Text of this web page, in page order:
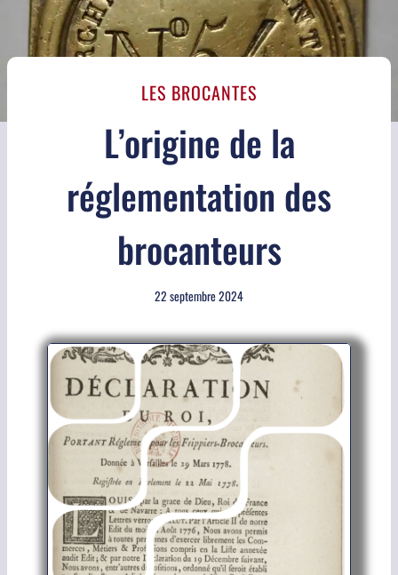
LES BROCANTES
L’origine de la
réglementation des
brocanteurs
22 septembre 2024